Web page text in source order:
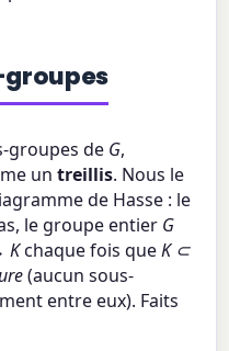
groupes
groupes de G,
untreillis. Nous le
de Hasse : le
le groupe entier G
Kchaque fois queK ⊂
(aucun sous-
entre eux). Faits